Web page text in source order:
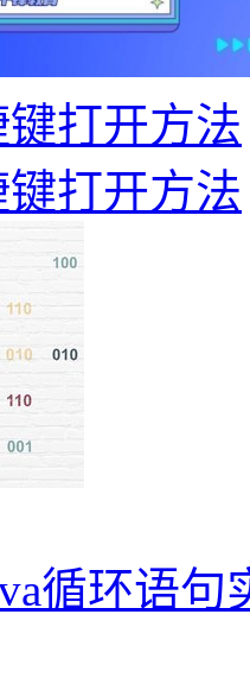
打开方法
打开方法
循环语